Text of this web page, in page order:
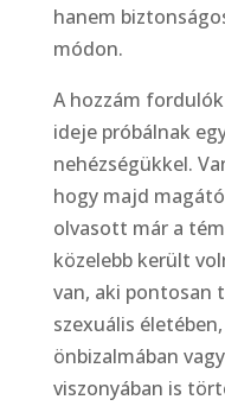
hanem
módon.
A hozzám
ideje próbálnak
nehézségükkel.
hogy majd
olvasott már a
közelebb került
van, aki pontosan
szexuális
önbizalmában
viszonyában is